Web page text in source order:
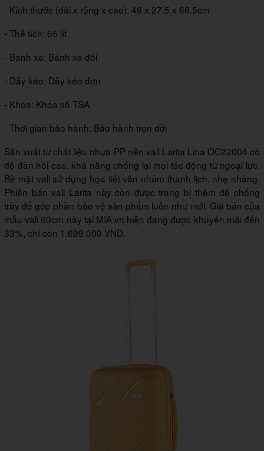
- Kích thước (dài x rộng x cao): 46 x 27.5 x 66.5cm
- Thể tích: 65 lít
- Bánh xe: Bánh xe đôi
- Dây kéo: Dây kéo đơn
- Khóa: Khóa số TSA
- Thời gian bảo hành: Bảo hành trọn đời
Sản xuất từ chất liệu nhựa PP nên vali Larita Lina OC22004 có
độ đàn hồi cao, khả năng chống lại mọi tác động từ ngoại lực.
Bề mặt vali sử dụng họa tiết vân nhám thanh lịch, nhẹ nhàng.
Phiên bản vali Larita này còn được trang bị thêm đế chống
trầy để góp phần bảo vệ sản phẩm luôn như mới. Giá bán của
mẫu vali 60cm này tại MIA.vn hiện đang được khuyến mãi đến
33%, chỉ còn 1.699.000 VND.